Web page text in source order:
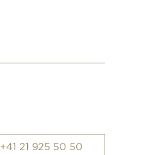
+41 21 925 50 50